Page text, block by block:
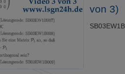
von 3)